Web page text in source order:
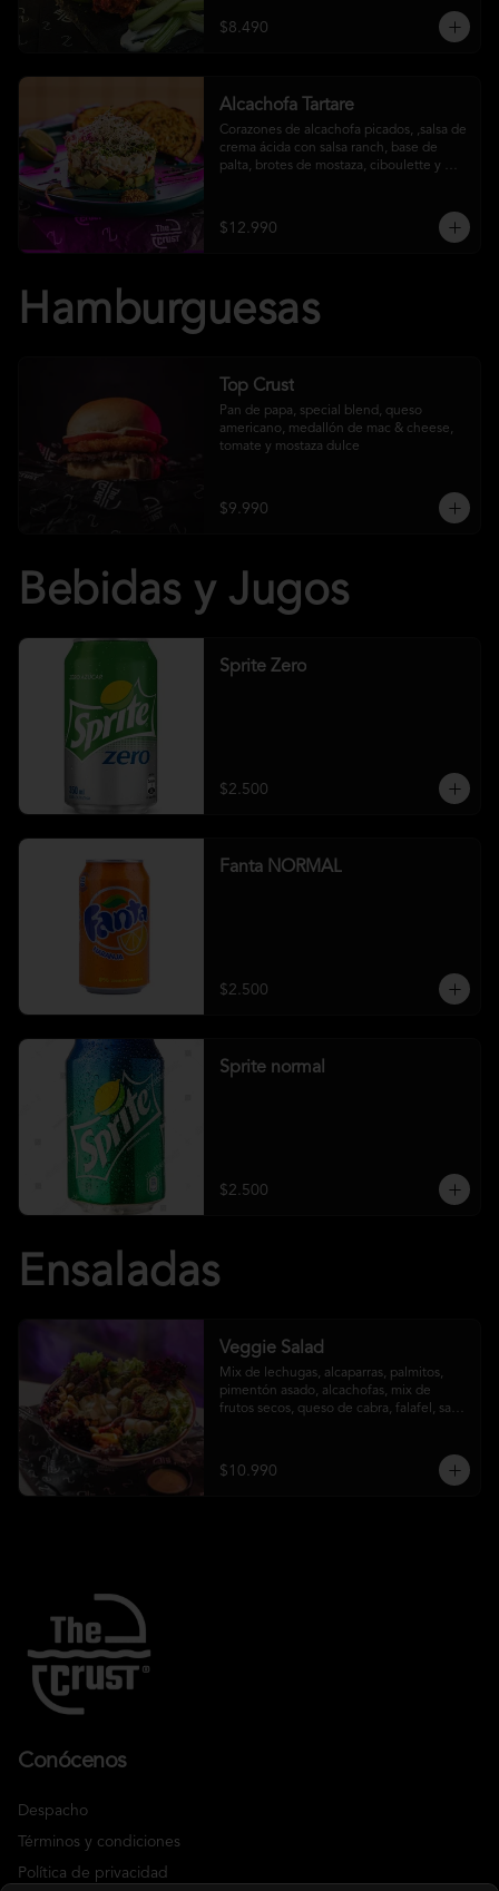
$8.490
Alcachofa Tartare
Corazones de alcachofa picados, ,salsa de
crema ácida con salsa ranch, base de
palta, brotes de mostaza, ciboulette y
$12.990
Hamburguesas
Top Crust
Pan de papa, special blend, queso
americano, medallón de mac & cheese,
tomate y mostaza dulce
$9.990
Bebidas y Jugos
Sprite Zero
$2.500
Fanta NORMAL
$2.500
Sprite normal
$2.500
Ensaladas
Veggie Salad
Mix de lechugas, alcaparras, palmitos,
pimentón asado, alcachofas, mix de
frutos secos, queso de cabra, falafel, salsa
$10.990
Conócenos
Despacho
Términos y condiciones
Política de privacidad